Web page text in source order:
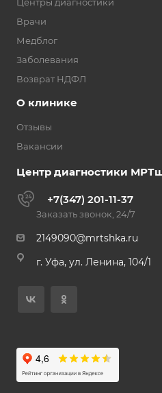
Врачи
Медблог
Заболевания
Возврат НДФЛ
О клинике
Отзывы
Вакансии
Центр диагностики
+7(347) 201-11-37
Заказать звонок, 24/7
2149090@mrtshka.ru
г. Уфа, ул. Ленина, 104/1